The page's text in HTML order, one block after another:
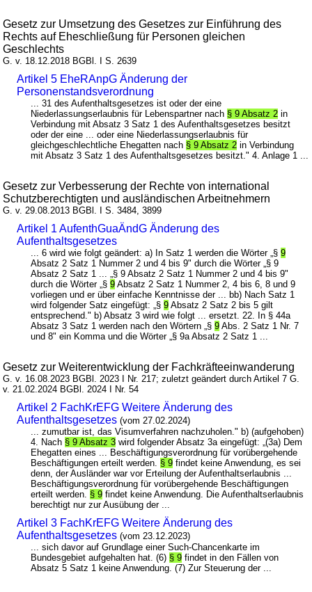
Gesetz zur Umsetzung des Gesetzes zur Einführung des
Rechts auf Eheschließung für Personen gleichen
Geschlechts
G. v. 18.12.2018 BGBl. I S. 2639
Artikel 5 EheRAnpG Änderung der
Personenstandsverordnung
... 31 des Aufenthaltsgesetzes ist oder der eine
Niederlassungserlaubnis für Lebenspartner nach § 9 Absatz 2 in
Verbindung mit Absatz 3 Satz 1 des Aufenthaltsgesetzes besitzt
oder der eine ... oder eine Niederlassungserlaubnis für
gleichgeschlechtliche Ehegatten nach § 9 Absatz 2 in Verbindung
mit Absatz 3 Satz 1 des Aufenthaltsgesetzes besitzt." 4. Anlage 1 ...
Gesetz zur Verbesserung der Rechte von international
Schutzberechtigten und ausländischen Arbeitnehmern
G. v. 29.08.2013 BGBl. I S. 3484, 3899
Artikel 1 AufenthGuaÄndG Änderung des
Aufenthaltsgesetzes
... 6 wird wie folgt geändert: a) In Satz 1 werden die Wörter „§9
Absatz 2 Satz 1 Nummer 2 und 4 bis 9" durch die Wörter „§ 9
Absatz 2 Satz 1 ... „§ 9 Absatz 2 Satz 1 Nummer 2 und 4 bis 9"
durch die Wörter „§9 Absatz 2 Satz 1 Nummer 2, 4 bis 6, 8 und 9
vorliegen und er über einfache Kenntnisse der ... bb) Nach Satz 1
wird folgender Satz eingefügt: „§9 Absatz 2 Satz 2 bis 5 gilt
entsprechend." b) Absatz 3 wird wie folgt ... ersetzt. 22. In § 44a
Absatz 3 Satz 1 werden nach den Wörtern „§9 Abs. 2 Satz 1 Nr. 7
und 8" ein Komma und die Wörter „§ 9a Absatz 2 Satz 1 ...
Gesetz zur Weiterentwicklung der Fachkräfteeinwanderung
G. v. 16.08.2023 BGBl. 2023 I Nr. 217; zuletzt geändert durch Artikel 7 G.
v. 21.02.2024 BGBl. 2024 I Nr. 54
Artikel 2 FachKrEFG Weitere Änderung des
Aufenthaltsgesetzes (vom 27.02.2024)
... zumutbar ist, das Visumverfahren nachzuholen." b) (aufgehoben)
4. Nach § 9 Absatz 3 wird folgender Absatz 3a eingefügt: „(3a) Dem
Ehegatten eines ... Beschäftigungsverordnung für vorübergehende
Beschäftigungen erteilt werden. § 9 findet keine Anwendung, es sei
denn, der Ausländer war vor Erteilung der Aufenthaltserlaubnis ...
Beschäftigungsverordnung für vorübergehende Beschäftigungen
erteilt werden. § 9 findet keine Anwendung. Die Aufenthaltserlaubnis
berechtigt nur zur Ausübung der ...
Artikel 3 FachKrEFG Weitere Änderung des
Aufenthaltsgesetzes (vom 23.12.2023)
... sich davor auf Grundlage einer Such-Chancenkarte im
Bundesgebiet aufgehalten hat. (6) § 9 findet in den Fällen von
Absatz 5 Satz 1 keine Anwendung. (7) Zur Steuerung der ...